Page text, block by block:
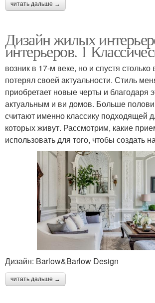
читать дальше →
Дизайн жилых
интерьеров. 1
возник в 17-м веке, но и спустя
потерял своей актуальности. Стиль
приобретает новые черты и благодаря
актуальным и ви домов. Больше
считают именно классику подходящей
которых живут. Рассмотрим, какие
использовать для того, чтобы создать
Дизайн: Barlow&Barlow Design
читать дальше →